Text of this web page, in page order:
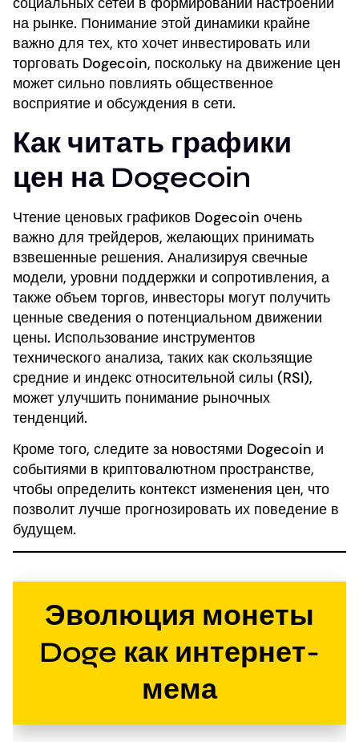
на рынке. Понимание этой динамики крайне
важно для тех, кто хочет инвестировать или
торговать Dogecoin, поскольку на движение цен
может сильно повлиять общественное
восприятие и обсуждения в сети.
Как читать графики
цен на Dogecoin
Чтение ценовых графиков Dogecoin очень
важно для трейдеров, желающих принимать
взвешенные решения. Анализируя свечные
модели, уровни поддержки и сопротивления, а
также объем торгов, инвесторы могут получить
ценные сведения о потенциальном движении
цены. Использование инструментов
технического анализа, таких как скользящие
средние и индекс относительной силы (RSI),
может улучшить понимание рыночных
тенденций.
Кроме того, следите за новостями Dogecoin и
событиями в криптовалютном пространстве,
чтобы определить контекст изменения цен, что
позволит лучше прогнозировать их поведение в
будущем.
Эволюция монеты
Doge как интернет-
мема